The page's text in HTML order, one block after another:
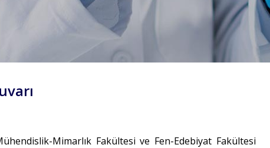
Mimarlık Fakültesi ve Fen-Edebiyat Fakültesi